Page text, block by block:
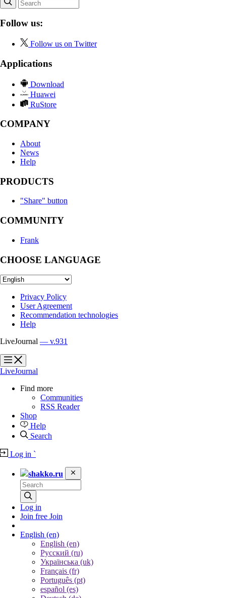
Follow us:
Follow us on Twitter
Applications
Download
Huawei
RuStore
COMPANY
About
News
Help
PRODUCTS
"Share" button
COMMUNITY
Frank
CHOOSE LANGUAGE
Privacy Policy
User Agreement
Recommendation technologies
Help
LiveJournal — v.931
?
?
LiveJournal
Find more
Communities
RSS Reader
Shop
Help
Search
Log in `
shakko.ru
Log in
Join free Join
English (en)
English (en)
Русский (ru)
Українська (uk)
Français (fr)
Português (pt)
español (es)